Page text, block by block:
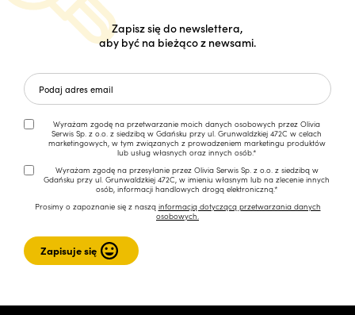
Zapisz się do newslettera,
aby być na bieżąco z newsami.
Wyrażam zgodę na przetwarzanie moich danych osobowych przez Olivia
Serwis Sp. z o.o. z siedzibą w Gdańsku przy ul. Grunwaldzkiej 472C w celach
marketingowych, w tym związanych z prowadzeniem marketingu produktów
lub usług własnych oraz innych osób.*
Wyrażam zgodę na przesyłanie przez Olivia Serwis Sp. z o.o. z siedzibą w
Gdańsku przy ul. Grunwaldzkiej 472C, w imieniu własnym lub na zlecenie innych
osób, informacji handlowych drogą elektroniczną.*
Prosimy o zapoznanie się z naszą informacją dotyczącą przetwarzania danych
osobowych.